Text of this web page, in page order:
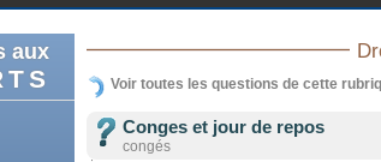
aux
Voir toutes les questions de cette
Conges et jour de repos
congés